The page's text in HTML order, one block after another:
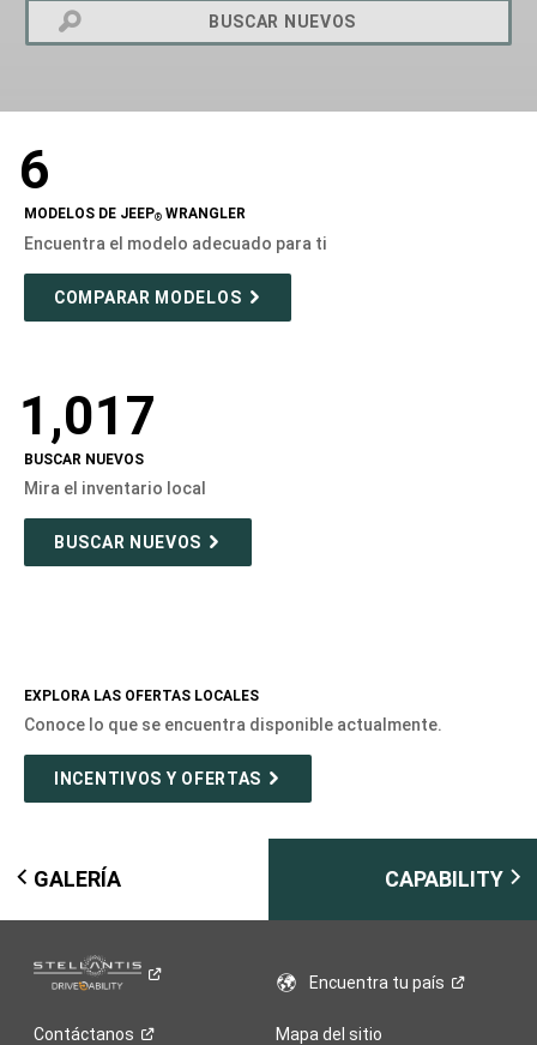
BUSCAR NUEVOS
Modelizer
6
MODELOS DE JEEP® WRANGLER
Encuentra el modelo adecuado para ti
COMPARAR MODELOS
1,017
BUSCAR NUEVOS
Mira el inventario local
BUSCAR NUEVOS
EXPLORA LAS OFERTAS LOCALES
Conoce lo que se encuentra disponible actualmente.
INCENTIVOS Y OFERTAS
GALERÍA CAPABILITY
Encuentra tupaís
Contáctanos Mapa del sitio